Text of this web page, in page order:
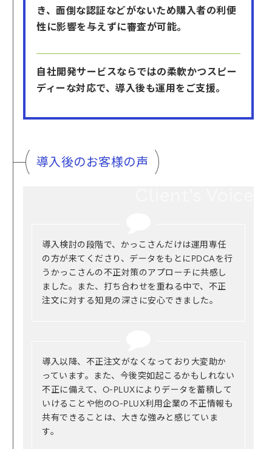
き、面倒な認証などがないため購入者の利便
性に影響を与えずに審査が可能。
自社開発サービスならではの柔軟かつスピー
ディーな対応で、導入後も運用をご支援。
導入後のお客様の声
導入検討の段階で、かっこさんだけは運用専任
の方が来てくださり、データをもとにPDCAを行
うかっこさんの不正対策のアプローチに共感し
ました。また、打ち合わせを重ねる中で、不正
注文に対する知見の深さに安心できました。
導入以降、不正注文がなくなっており大変助か
っています。また、今後突如起こるかもしれない
不正に備えて、O-PLUXによりデータを蓄積して
いけることや他のO-PLUX利用企業の不正情報も
共有できることは、大きな強みと感じていま
す。